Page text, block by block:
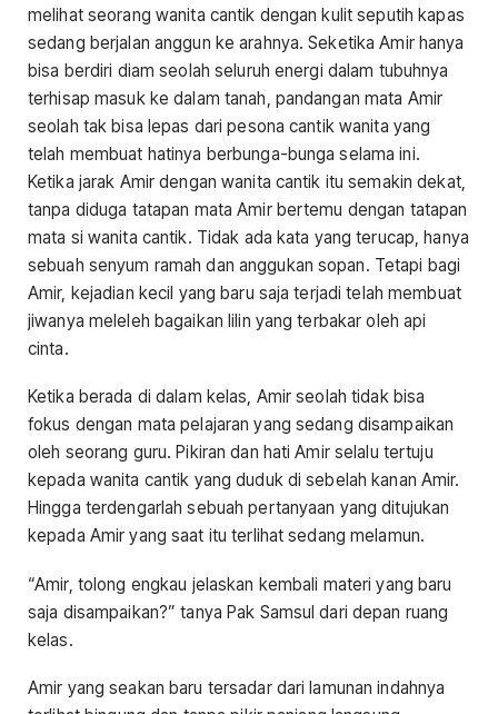
melihat seorang wanita cantik dengan kulit seputih kapas
sedang berjalan anggun ke arahnya. Seketika Amir hanya
bisa berdiri diam seolah seluruh energi dalam tubuhnya
terhisap masuk ke dalam tanah, pandangan mata Amir
seolah tak bisa lepas dari pesona cantik wanita yang
telah membuat hatinya berbunga-bunga selama ini.
Ketika jarak Amir dengan wanita cantik itu semakin dekat,
tanpa diduga tatapan mata Amir bertemu dengan tatapan
mata si wanita cantik. Tidak ada kata yang terucap, hanya
sebuah senyum ramah dan anggukan sopan. Tetapi bagi
Amir, kejadian kecil yang baru saja terjadi telah membuat
jiwanya meleleh bagaikan lilin yang terbakar oleh api
cinta.
Ketika berada di dalam kelas, Amir seolah tidak bisa
fokus dengan mata pelajaran yang sedang disampaikan
oleh seorang guru. Pikiran dan hati Amir selalu tertuju
kepada wanita cantik yang duduk di sebelah kanan Amir.
Hingga terdengarlah sebuah pertanyaan yang ditujukan
kepada Amir yang saat itu terlihat sedang melamun.
“Amir, tolong engkau jelaskan kembali materi yang baru
saja disampaikan?” tanya Pak Samsul dari depan ruang
kelas.
Amir yang seakan baru tersadar dari lamunan indahnya